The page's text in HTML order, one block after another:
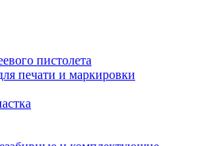
пистолета
печати и маркировки